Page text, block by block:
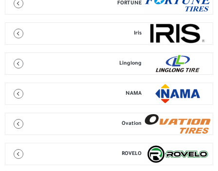
FORTUNE
Iris
Linglong
NAMA
Ovation
ROVELO